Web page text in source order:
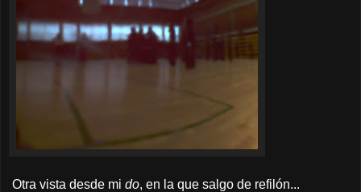
Otra vista desde mi do, en la que salgo de refilón...